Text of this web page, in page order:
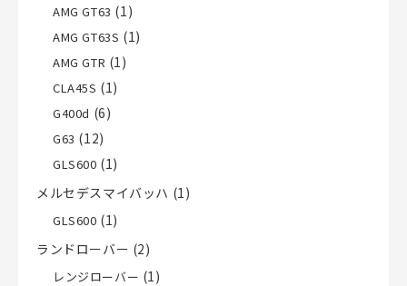
AMG GT63 (1)
AMG GT63S (1)
AMG GTR (1)
CLA45S (1)
G400d (6)
G63 (12)
GLS600 (1)
メルセデスマイバッハ (1)
GLS600 (1)
ランドローバー (2)
レンジローバー (1)